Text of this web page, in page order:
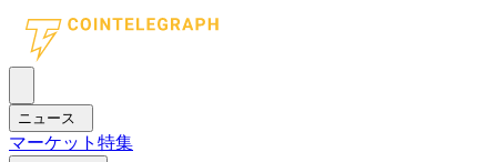
ニュース
マーケット 特集